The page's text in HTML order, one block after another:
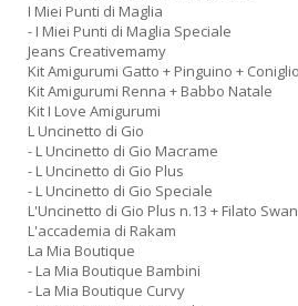
I Miei Punti di Maglia
- I Miei Punti di Maglia Speciale
Jeans Creativemamy
Kit Amigurumi Gatto + Pinguino + Coniglio
Kit Amigurumi Renna + Babbo Natale
Kit I Love Amigurumi
L Uncinetto di Gio
- L Uncinetto di Gio Macrame
- L Uncinetto di Gio Plus
- L Uncinetto di Gio Speciale
L'Uncinetto di Gio Plus n.13 + Filato
L'accademia di Rakam
La Mia Boutique
- La Mia Boutique Bambini
- La Mia Boutique Curvy